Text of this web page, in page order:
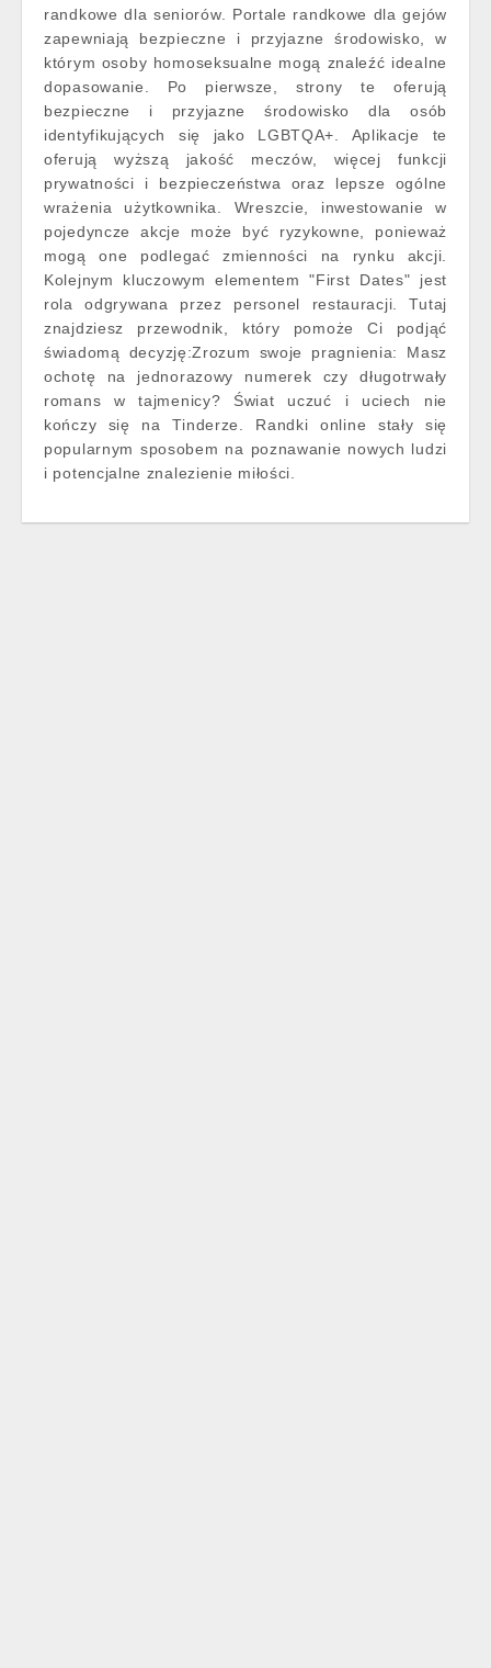
randkowe dla seniorów. Portale randkowe dla gejów
zapewniają bezpieczne i przyjazne środowisko, w
którym osoby homoseksualne mogą znaleźć idealne
dopasowanie. Po pierwsze, strony te oferują
bezpieczne i przyjazne środowisko dla osób
identyfikujących się jako LGBTQA+. Aplikacje te
oferują wyższą jakość meczów, więcej funkcji
prywatności i bezpieczeństwa oraz lepsze ogólne
wrażenia użytkownika. Wreszcie, inwestowanie w
pojedyncze akcje może być ryzykowne, ponieważ
mogą one podlegać zmienności na rynku akcji.
Kolejnym kluczowym elementem "First Dates" jest
rola odgrywana przez personel restauracji. Tutaj
znajdziesz przewodnik, który pomoże Ci podjąć
świadomą decyzję:Zrozum swoje pragnienia: Masz
ochotę na jednorazowy numerek czy długotrwały
romans w tajmenicy? Świat uczuć i uciech nie
kończy się na Tinderze. Randki online stały się
popularnym sposobem na poznawanie nowych ludzi
i potencjalne znalezienie miłości.